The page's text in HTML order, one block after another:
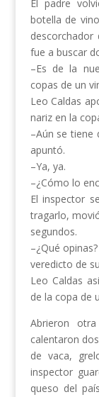
El padre
botella de
fue a buscar
–Es de la
copas de un
Leo Caldas
nariz en la
–Aún se
apuntó.
–Ya, ya.
–¿Cómo lo
El inspector
tragarlo,
segundos.
–¿Qué
veredicto de
Leo Caldas
de la copa de
Abrieron
calentaron
de vaca,
inspector
queso del